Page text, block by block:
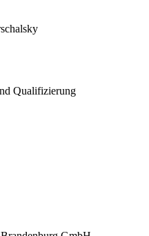
Qualifizierung